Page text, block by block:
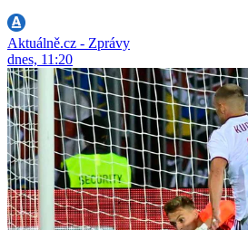
Aktuálně.cz - Zprávy
dnes, 11:20